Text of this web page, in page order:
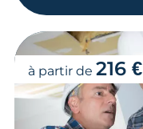
à partir de 216 €